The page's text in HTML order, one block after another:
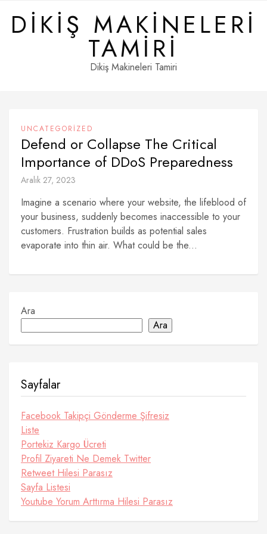
contentDIKIŞ MAKINELERI
TAMIRI
Dikiş Makineleri Tamiri
UNCATEGORIZED
Defend or Collapse The Critical
Importance of DDoS Preparedness
Aralık 27, 2023
Imagine a scenario where your website, the lifeblood of
your business, suddenly becomes inaccessible to your
customers. Frustration builds as potential sales
evaporate into thin air. What could be the...
Ara
Ara
Sayfalar
Facebook Takipçi Gönderme Şifresiz
Liste
Portekiz Kargo Ücreti
Profil Ziyareti Ne Demek Twitter
Retweet Hilesi Parasız
Sayfa Listesi
Youtube Yorum Arttırma Hilesi Parasız